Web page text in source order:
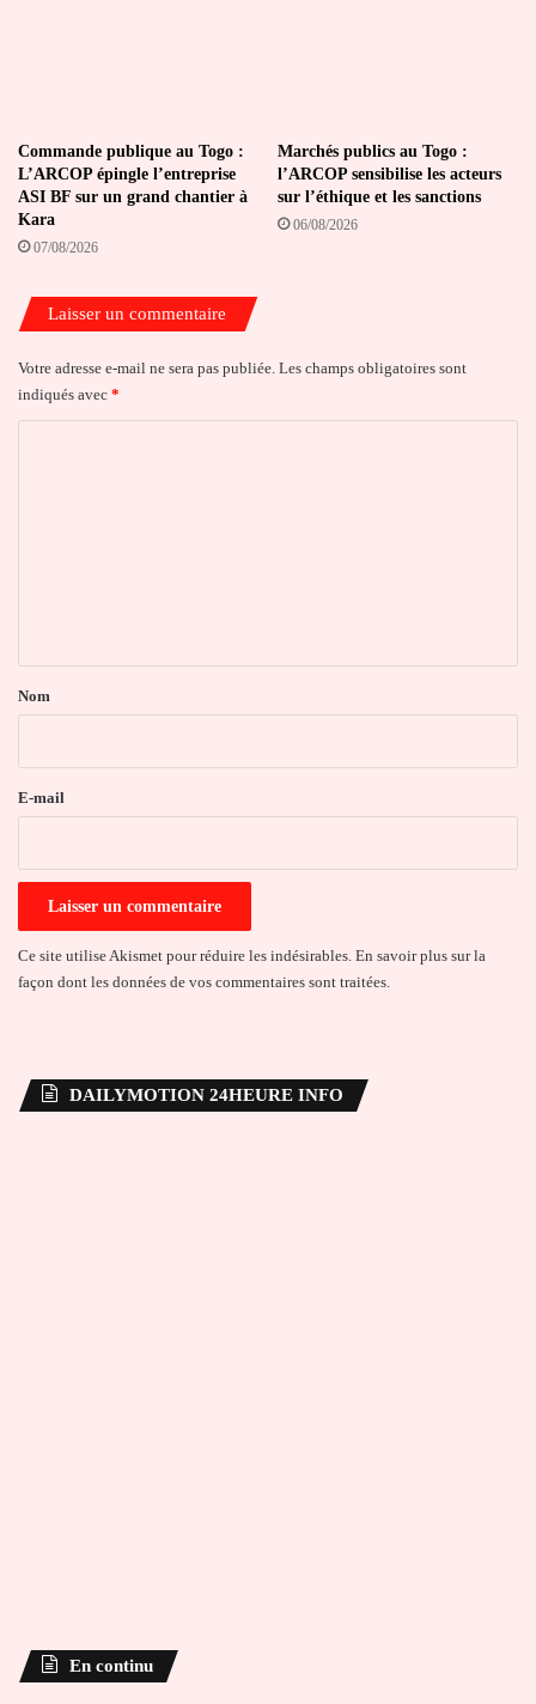
Commande publique au Togo :
L’ARCOP épingle l’entreprise
ASI BF sur un grand chantier à
Kara
07/08/2026
Marchés publics au Togo :
l’ARCOP sensibilise les acteurs
sur l’éthique et les sanctions
06/08/2026
Laisser un commentaire
Votre adresse e-mail ne sera pas publiée. Les champs obligatoires sont
indiqués avec *
a
e
Nom
E-mail
Ce site utilise Akismet pour réduire les indésirables. En savoir plus sur la
façon dont les données de vos commentaires sont traitées.
DAILYMOTION 24HEURE INFO
En continu